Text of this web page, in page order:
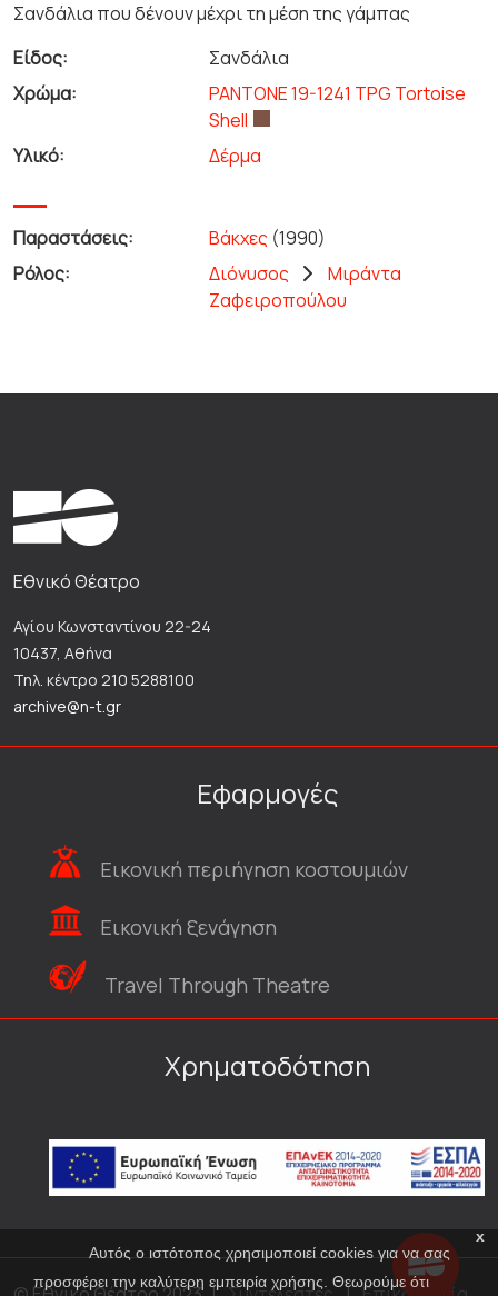
Σανδάλια που δένουν μέχρι τη μέση της γάμπας
Είδος:
Σανδάλια
Χρώμα:
PANTONE 19-1241 TPG Tortoise
Shell
Υλικό:
Δέρμα
Παραστάσεις: Βάκχες (1990)
Ρόλος:
Διόνυσος
Μιράντα
Ζαφειροπούλου
x
Αυτός ο ιστότοπος χρησιμοποιεί cookies για να σας
προσφέρει την καλύτερη εμπειρία χρήσης. Θεωρούμε ότι
Εθνικό Θέατρο
Αγίου Κωνσταντίνου 22-24
10437, Αθήνα
Τηλ. κέντρο 210 5288100
archive@n-t.gr
Εφαρμογές
Εικονική περιήγηση κοστουμιών
Εικονική ξενάγηση
Travel Through Theatre
Χρηματοδότηση